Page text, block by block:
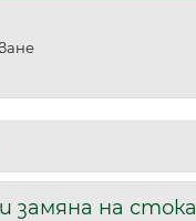
замяна на стока